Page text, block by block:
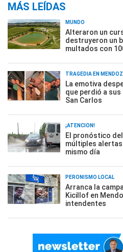
MÁS LEÍDAS
MUNDO
Alteraron un
destruyeron un
multados con
TRAGEDIA EN
La emotiva
que perdió a
San Carlos
¡ATENCIÓN!
El pronóstico
múltiples
mismo día
PERONISMO LOCAL
Arranca la
Kicillof en
intendentes